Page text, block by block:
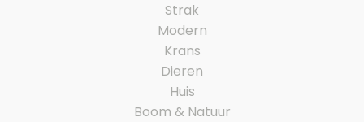
Strak
Modern
Krans
Dieren
Huis
Boom & Natuur